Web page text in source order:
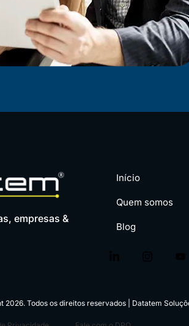
empresas &
Início
Quem somos
Blog
2026. Todos os direitos reservados | Datatem